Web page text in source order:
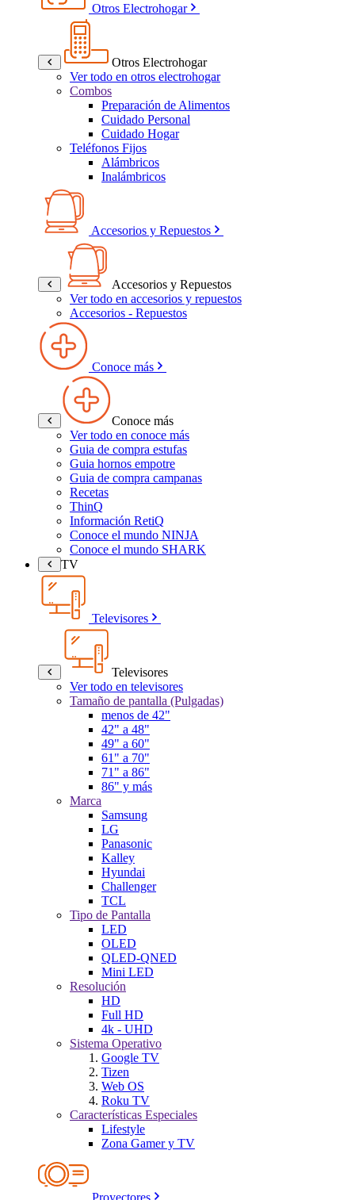
Otros Electrohogar
Otros Electrohogar
Ver todo en otros electrohogar
Combos
Preparación de Alimentos
Cuidado Personal
Cuidado Hogar
Teléfonos Fijos
Alámbricos
Inalámbricos
Accesorios y Repuestos
Accesorios y Repuestos
Ver todo en accesorios y repuestos
Accesorios - Repuestos
Conoce más
Conoce más
Ver todo en conoce más
Guia de compra estufas
Guia hornos empotre
Guia de compra campanas
Recetas
ThinQ
Información RetiQ
Conoce el mundo NINJA
Conoce el mundo SHARK
TV
Televisores
Televisores
Ver todo en televisores
Tamaño de pantalla (Pulgadas)
menos de 42"
42" a 48"
49" a 60"
61" a 70"
71" a 86"
86" y más
Marca
Samsung
LG
Panasonic
Kalley
Hyundai
Challenger
TCL
Tipo de Pantalla
LED
OLED
QLED-QNED
Mini LED
Resolución
HD
Full HD
4k - UHD
Sistema Operativo
Google TV
Tizen
Web OS
Roku TV
Características Especiales
Lifestyle
Zona Gamer y TV
Proyectores